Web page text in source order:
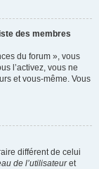
des membres
du forum », vous
l’activez, vous ne
et vous-même. Vous
différent de celui
de l’utilisateuret